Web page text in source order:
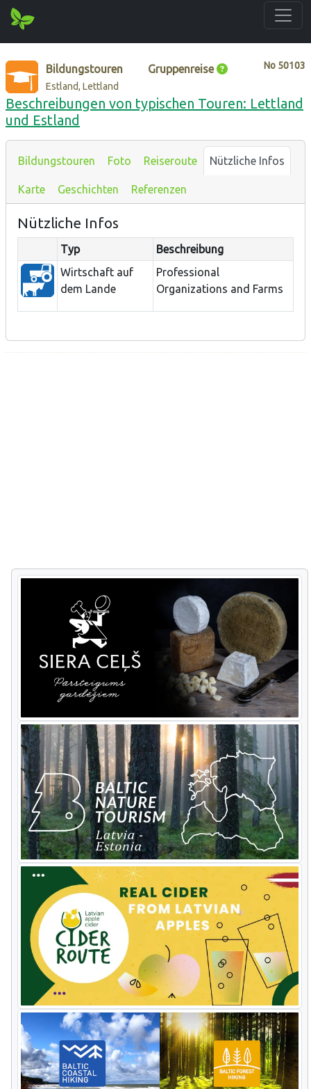
No 50103
Bildungstouren Gruppenreise
Estland, Lettland
Beschreibungen von typischen Touren: Lettland
und Estland
Bildungstouren Foto Reiseroute Nützliche Infos
Karte Geschichten Referenzen
Nützliche Infos
Typ
Beschreibung
Wirtschaft auf
dem Lande
Professional
Organizations and Farms